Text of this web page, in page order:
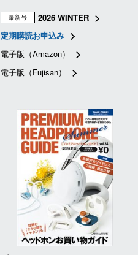
最新号
2026 WINTER
定期購読お申込み
電子版（Amazon）
電子版（Fujisan）